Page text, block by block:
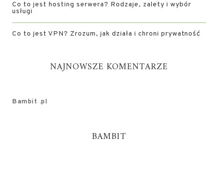
Co to jest hosting serwera? Rodzaje, zalety i wybór
usługi
Co to jest VPN? Zrozum, jak działa i chroni prywatność
NAJNOWSZE KOMENTARZE
Bambit .pl
BAMBIT